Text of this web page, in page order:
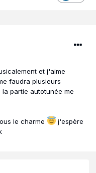
et j'aime
faudra plusieurs
partie autotunée me
le charme
j'espère